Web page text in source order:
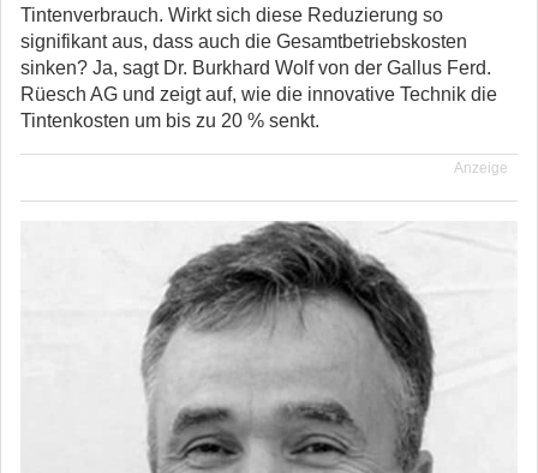
Tintenverbrauch. Wirkt sich diese Reduzierung so
signifikant aus, dass auch die Gesamtbetriebskosten
sinken? Ja, sagt Dr. Burkhard Wolf von der Gallus Ferd.
Rüesch AG und zeigt auf, wie die innovative Technik die
Tintenkosten um bis zu 20 % senkt.
Anzeige